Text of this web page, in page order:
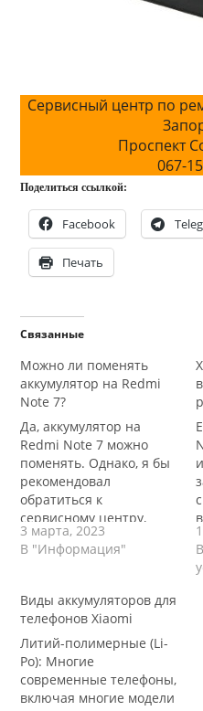
Сервисный центр по
Проспект
067-
Поделиться ссылкой:
Facebook
Печать
Связанные
Можно ли поменять
аккумулятор на Redmi
Note 7?
Да, аккумулятор на
Redmi Note 7 можно
поменять. Однако, я бы
рекомендовал
обратиться к
сервисному центру,
чтобы
профессионально
компоненты устройства.
Не рекомендуется
менять аккумулятор
самостоятельно,
особенно если вы не
имеете опыта в
3 марта, 2023
В "Информация"
Виды аккумуляторов для
телефонов Xiaomi
Литий-полимерные (Li-
Po): Многие
современные телефоны,
включая многие модели